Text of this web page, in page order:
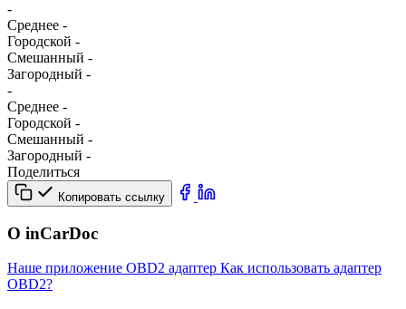
-
Среднее -
Городской -
Смешанный -
Загородный -
-
Среднее -
Городской -
Смешанный -
Загородный -
Поделиться
Копировать ссылку
О inCarDoc
Наше приложение OBD2 адаптер Как использовать адаптер
OBD2?